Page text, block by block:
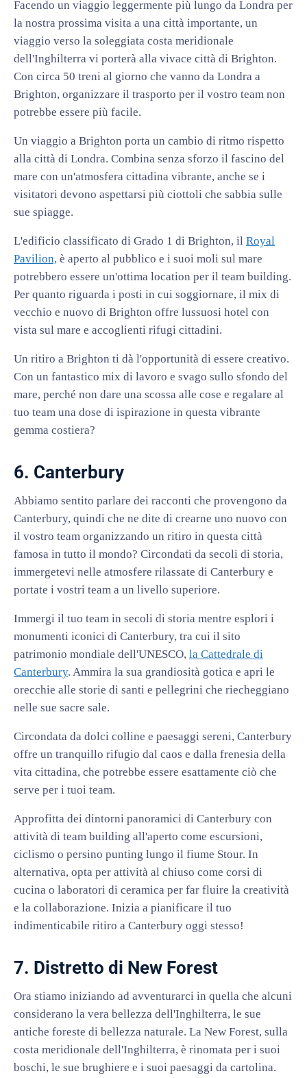
Facendo un viaggio leggermente più lungo da Londra per
la nostra prossima visita a una città importante, un
viaggio verso la soleggiata costa meridionale
dell'Inghilterra vi porterà alla vivace città di Brighton.
Con circa 50 treni al giorno che vanno da Londra a
Brighton, organizzare il trasporto per il vostro team non
potrebbe essere più facile.
Un viaggio a Brighton porta un cambio di ritmo rispetto
alla città di Londra. Combina senza sforzo il fascino del
mare con un'atmosfera cittadina vibrante, anche se i
visitatori devono aspettarsi più ciottoli che sabbia sulle
sue spiagge.
L'edificio classificato di Grado 1 di Brighton, il Royal
Pavilion, è aperto al pubblico e i suoi moli sul mare
potrebbero essere un'ottima location per il team building.
Per quanto riguarda i posti in cui soggiornare, il mix di
vecchio e nuovo di Brighton offre lussuosi hotel con
vista sul mare e accoglienti rifugi cittadini.
Un ritiro a Brighton ti dà l'opportunità di essere creativo.
Con un fantastico mix di lavoro e svago sullo sfondo del
mare, perché non dare una scossa alle cose e regalare al
tuo team una dose di ispirazione in questa vibrante
gemma costiera?
6. Canterbury
Abbiamo sentito parlare dei racconti che provengono da
Canterbury, quindi che ne dite di crearne uno nuovo con
il vostro team organizzando un ritiro in questa città
famosa in tutto il mondo? Circondati da secoli di storia,
immergetevi nelle atmosfere rilassate di Canterbury e
portate i vostri team a un livello superiore.
Immergi il tuo team in secoli di storia mentre esplori i
monumenti iconici di Canterbury, tra cui il sito
patrimonio mondiale dell'UNESCO, la Cattedrale di
Canterbury. Ammira la sua grandiosità gotica e apri le
orecchie alle storie di santi e pellegrini che riecheggiano
nelle sue sacre sale.
Circondata da dolci colline e paesaggi sereni, Canterbury
offre un tranquillo rifugio dal caos e dalla frenesia della
vita cittadina, che potrebbe essere esattamente ciò che
serve per i tuoi team.
Approfitta dei dintorni panoramici di Canterbury con
attività di team building all'aperto come escursioni,
ciclismo o persino punting lungo il fiume Stour. In
alternativa, opta per attività al chiuso come corsi di
cucina o laboratori di ceramica per far fluire la creatività
e la collaborazione. Inizia a pianificare il tuo
indimenticabile ritiro a Canterbury oggi stesso!
7. Distretto di New Forest
Ora stiamo iniziando ad avventurarci in quella che alcuni
considerano la vera bellezza dell'Inghilterra, le sue
antiche foreste di bellezza naturale. La New Forest, sulla
costa meridionale dell'Inghilterra, è rinomata per i suoi
boschi, le sue brughiere e i suoi paesaggi da cartolina.